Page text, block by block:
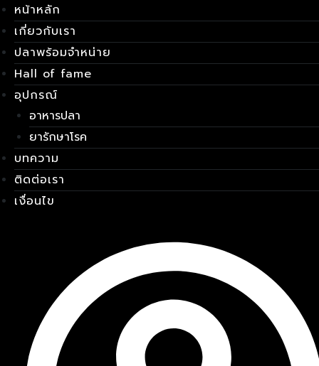
Skip
to
content
หน้าหลัก
เกี่ยวกับเรา
ปลาพร้อมจำหน่าย
Hall of fame
อุปกรณ์
อาหารปลา
ยารักษาโรค
บทความ
ติดต่อเรา
เงื่อนไข
เมนู